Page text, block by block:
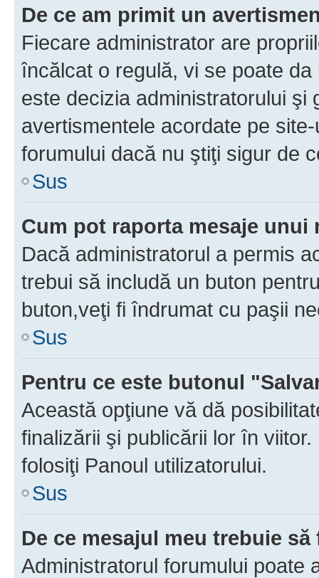
De ce am primit un
Fiecare administrator are
încălcat o regulă, vi se poate
este decizia administratorului şi
avertismentele acordate pe
forumului dacă nu ştiţi sigur de
Sus
Cum pot raporta mesaje unui
Dacă administratorul a permis
trebui să includă un buton
buton,veţi fi îndrumat cu paşii
Sus
Pentru ce este butonul
Această opţiune vă dă
finalizării şi publicării lor în
folosiţi Panoul utilizatorului.
Sus
De ce mesajul meu trebuie
Administratorul forumului poate